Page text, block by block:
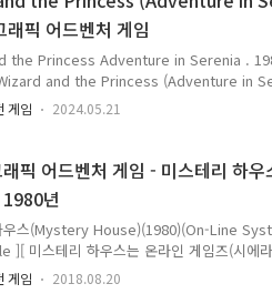
Wikipedia..
래픽 어드벤처 게임
the Princess Adventure in Serenia .
and the Princess (Adventure in
House) 는 최초의 그래픽 어드벤처 게임입
임 - 미스테리 하우스https://
Line Systems) - 출시 :
우스는 온라인 게임즈(시에라 온라인)에서
벤처..
게임 2024.05.21
래픽 어드벤처 게임 - 미스테리 하
년
우스(Mystery House)(1980)(On-Line
][ 미스테리 하우스는 온라인 게임즈(시에
그래픽 어드벤처 게임입니다. 플레이한 버
니다. - Mystery House
게임 2018.08.20